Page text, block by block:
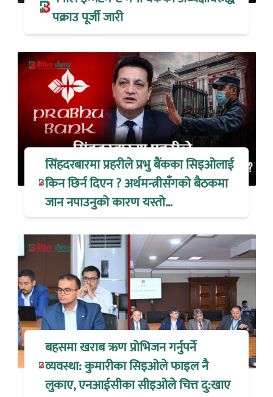
पक्राउ पूर्जी जारी
सिंहदरबारमा प्रहरीले प्रभु बैंकका सिइओलाई
किन छिर्न दिएन ? अर्थमन्त्रीसँगको बैठकमा
जान नपाउनुको कारण यस्तो…
बहसमा खराब ऋण प्रोभिजन गर्नुपर्ने
व्यवस्था: कुमारीका सिइओले फाइल नै
लुकाए, एनआईसीका सीइओले चित्त दु:खाए